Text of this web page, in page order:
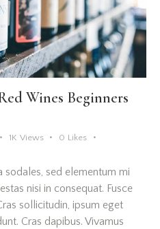
Wines Beginners
1K Views 0 Likes
sodales, sed elementum mi
nisi in consequat. Fusce
sollicitudin, ipsum eget
Cras dapibus. Vivamus